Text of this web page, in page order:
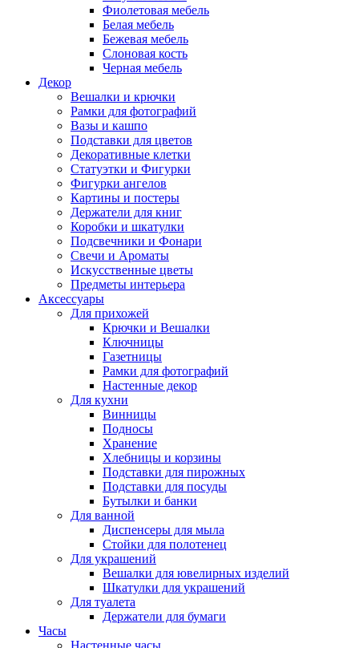
Фиолетовая мебель
Белая мебель
Бежевая мебель
Слоновая кость
Черная мебель
Декор
Вешалки и крючки
Рамки для фотографий
Вазы и кашпо
Подставки для цветов
Декоративные клетки
Статуэтки и Фигурки
Фигурки ангелов
Картины и постеры
Держатели для книг
Коробки и шкатулки
Подсвечники и Фонари
Свечи и Ароматы
Искусственные цветы
Предметы интерьера
Аксессуары
Для прихожей
Крючки и Вешалки
Ключницы
Газетницы
Рамки для фотографий
Настенные декор
Для кухни
Винницы
Подносы
Хранение
Хлебницы и корзины
Подставки для пирожных
Подставки для посуды
Бутылки и банки
Для ванной
Диспенсеры для мыла
Стойки для полотенец
Для украшений
Вешалки для ювелирных изделий
Шкатулки для украшений
Для туалета
Держатели для бумаги
Часы
Настенные часы